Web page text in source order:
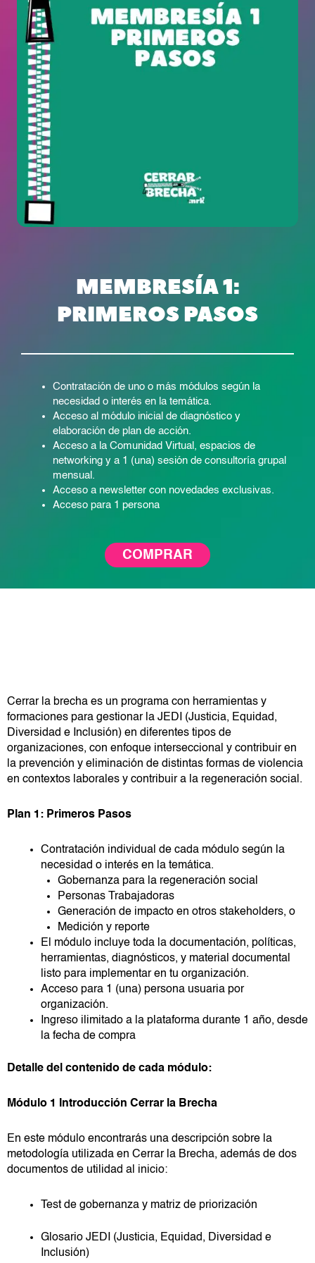
MEMBRESÍA 1:
PRIMEROS PASOS
Contratación de uno o más módulos según la
necesidad o interés en la temática.
Acceso al módulo inicial de diagnóstico y
elaboración de plan de acción.
Acceso a la Comunidad Virtual, espacios de
networking y a 1 (una) sesión de consultoría grupal
mensual .
Acceso a newsletter con novedades exclusivas.
Acceso para 1 persona
COMPRAR
Cerrar la brecha es un programa con herramientas y
formaciones para gestionar la JEDI (Justicia, Equidad,
Diversidad e Inclusión) en diferentes tipos de
organizaciones, con enfoque interseccional y contribuir en
la prevención y eliminación de distintas formas de violencia
en contextos laborales y contribuir a la regeneración social.
Plan 1: Primeros Pasos
Contratación individual de cada módulo según la
necesidad o interés en la temática.
Gobernanza para la regeneración social
Personas Trabajadoras
Generación de impacto en otros stakeholders, o
Medición y reporte
El módulo incluye toda la documentación, políticas,
herramientas, diagnósticos, y material documental
listo para implementar en tu organización.
Acceso para 1 (una) persona usuaria por
organización.
Ingreso ilimitado a la plataforma durante 1 año, desde
la fecha de compra
Detalle del contenido de cada módulo:
Módulo 1 Introducción Cerrar la Brecha
En este módulo encontrarás una descripción sobre la
metodología utilizada en Cerrar la Brecha, además de dos
documentos de utilidad al inicio:
Test de gobernanza y matriz de priorización
Glosario JEDI (Justicia, Equidad, Diversidad e
Inclusión)